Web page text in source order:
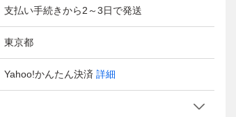
支払い手続きから2～3日で発送
東京都
Yahoo!かんたん決済 詳細